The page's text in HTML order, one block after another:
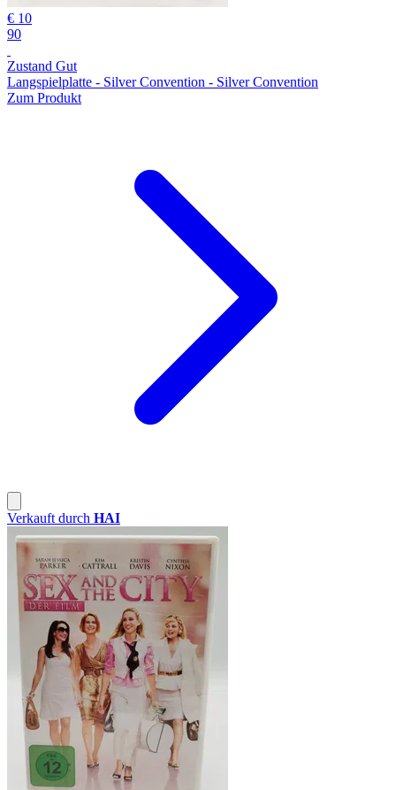
€ 10
90
Zustand Gut
Langspielplatte - Silver Convention - Silver Convention
Zum Produkt
Verkauft durch HAI